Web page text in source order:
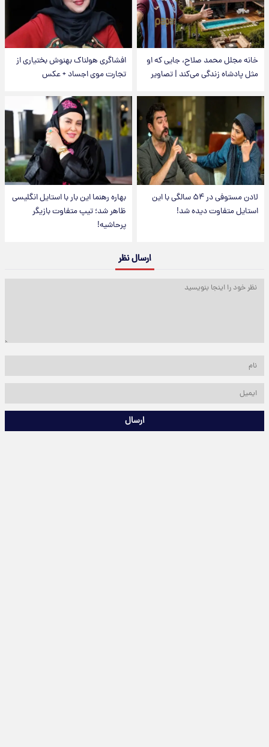
خانه مجلل محمد صلاح، جایی که او
مثل پادشاه زندگی می‌کند | تصاویر
افشاگری هولناک بهنوش بختیاری از
تجارت موی اجساد + عکس
لادن مستوفی در ۵۴ سالگی با این
استایل متفاوت دیده شد!
بهاره رهنما این بار با استایل انگلیسی
ظاهر شد؛ تیپ متفاوت بازیگر
پرحاشیه!
ارسال نظر
ارسال